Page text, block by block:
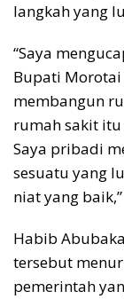
langkah yang
“Saya
Bupati Morotai
membangun
rumah sakit itu
Saya pribadi
sesuatu yang
niat yang
Habib
tersebut
pemerintah